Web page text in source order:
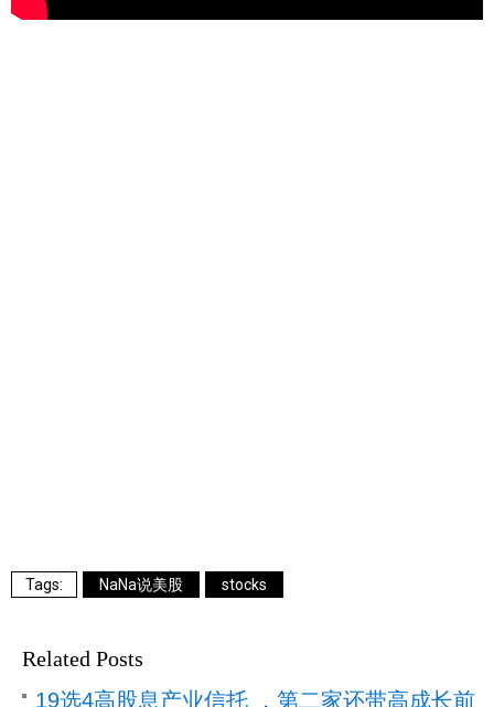
NaNa说美股 stocks
Related Posts
19选4高股息产业信托 ，第二家还带高成长前